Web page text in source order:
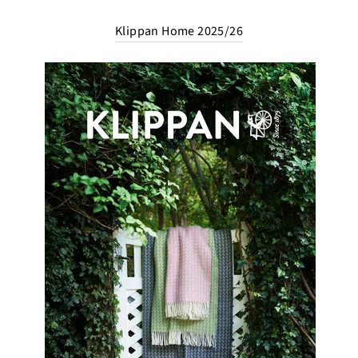
Klippan Home 2025/26